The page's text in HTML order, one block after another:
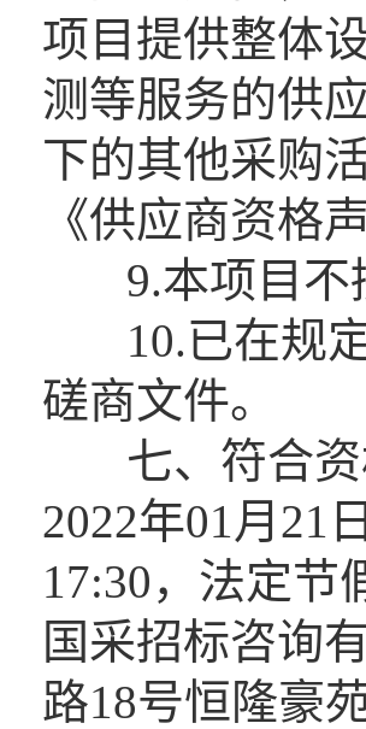
项目提供整体
测等服务的供
下的其他采购
《供应商资格
9.本项目不
10.已在规定
磋商文件。
七、符合资
2022年01月21
17:30，法定节
国采招标咨询
路18号恒隆豪